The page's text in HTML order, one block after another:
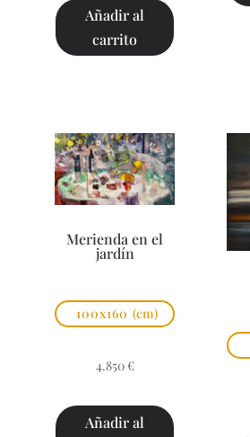
Añadir al
carrito
Merienda en el
jardín
100x160 (cm)
4.850 €
Añadir al